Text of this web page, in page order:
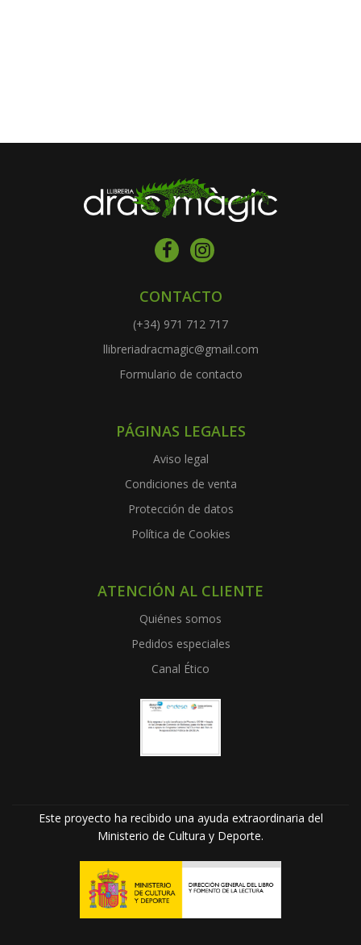
CONTACTO
(+34) 971 712 717
llibreriadracmagic@gmail.com
Formulario de contacto
PÁGINAS LEGALES
Aviso legal
Condiciones de venta
Protección de datos
Política de Cookies
ATENCIÓN AL CLIENTE
Quiénes somos
Pedidos especiales
Canal Ético
Este proyecto ha recibido una ayuda extraordinaria del
Ministerio de Cultura y Deporte.